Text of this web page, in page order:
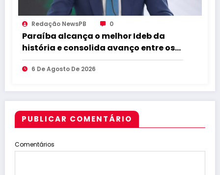
Redação NewsPB 0
Paraíba alcança o melhor Ideb da
história e consolida avanço entre os
maiores do Brasil
6 De Agosto De 2026
PUBLICAR COMENTÁRIO
Comentários